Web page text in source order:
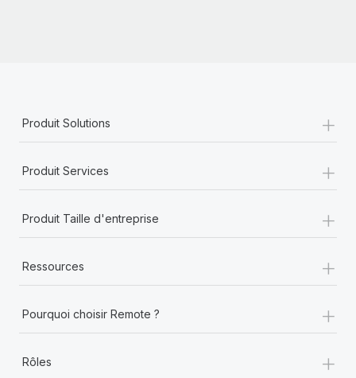
Produit Solutions +
Produit Services +
Produit Taille d'entreprise +
Ressources +
Pourquoi choisir Remote ? +
Rôles +